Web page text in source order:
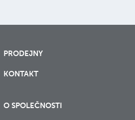
PRODEJNY
KONTAKT
O SPOLEČNOSTI